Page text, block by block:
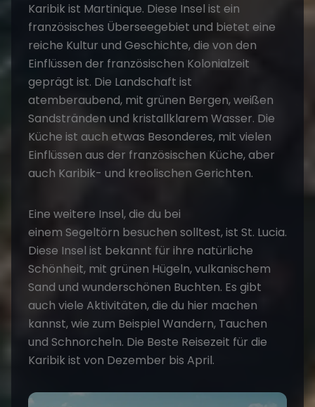
Karibik ist Martinique. Diese Insel ist ein
französisches Überseegebiet und bietet eine
reiche Kultur und Geschichte, die von den
Einflüssen der französischen Kolonialzeit
geprägt ist. Die Landschaft ist
atemberaubend, mit grünen Bergen, weißen
Sandstränden und kristallklarem Wasser. Die
Küche ist auch etwas Besonderes, mit vielen
Einflüssen aus der französischen Küche, aber
auch Karibik- und kreolischen Gerichten.
Eine weitere Insel, die du bei
einem Segeltörn besuchen solltest, ist St. Lucia.
Diese Insel ist bekannt für ihre natürliche
Schönheit, mit grünen Hügeln, vulkanischem
Sand und wunderschönen Buchten. Es gibt
auch viele Aktivitäten, die du hier machen
kannst, wie zum Beispiel Wandern, Tauchen
und Schnorcheln. Die Beste Reisezeit für die
Karibik ist von Dezember bis April.